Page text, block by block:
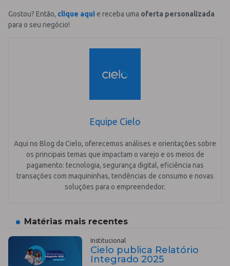
Gostou? Então, clique aqui e receba uma oferta personalizada
para o seu negócio!
Equipe Cielo
Aqui no Blog da Cielo, oferecemos análises e orientações sobre
os principais temas que impactam o varejo e os meios de
pagamento: tecnologia, segurança digital, eficiência nas
transações com maquininhas, tendências de consumo e novas
soluções para o empreendedor.
Matérias mais recentes
Institucional
Cielo publica Relatório
Integrado 2025